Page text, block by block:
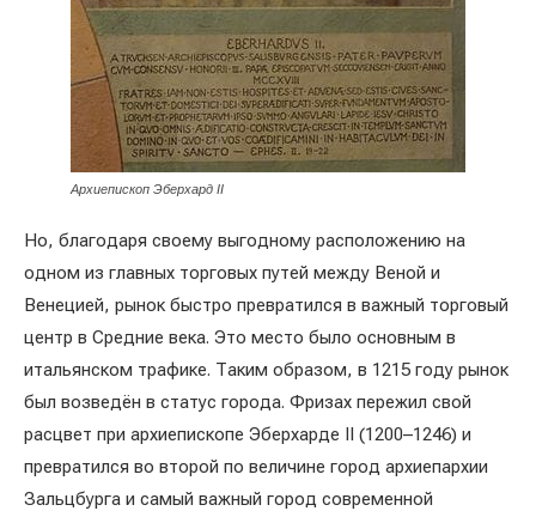
Архиепископ Эберхард II
Но, благодаря своему выгодному расположению на
одном из главных торговых путей между Веной и
Венецией, рынок быстро превратился в важный торговый
центр в Средние века. Это место было основным в
итальянском трафике. Таким образом, в 1215 году рынок
был возведён в статус города. Фризах пережил свой
расцвет при архиепископе Эберхарде II (1200–1246) и
превратился во второй по величине город архиепархии
Зальцбурга и самый важный город современной